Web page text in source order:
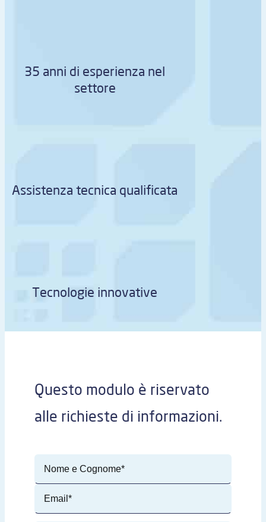
35 anni di esperienza nel
settore
Assistenza tecnica qualificata
Tecnologie innovative
Questo modulo è riservato
alle richieste di informazioni.